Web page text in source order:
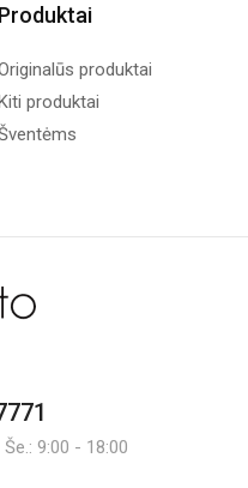
Produktai
produktai
produktai
9:00 - 18:00